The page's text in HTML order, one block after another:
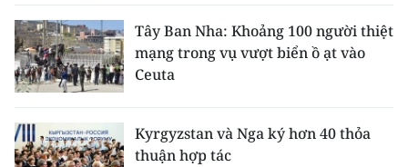
Tây Ban Nha: Khoảng 100 người thiệt
mạng trong vụ vượt biển ồ ạt vào
Ceuta
Kyrgyzstan và Nga ký hơn 40 thỏa
thuận hợp tác